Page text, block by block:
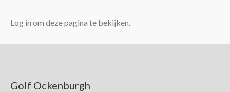
Log in om deze pagina te bekijken.
Golf Ockenburgh